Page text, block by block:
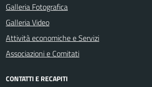
Galleria Fotografica
Galleria Video
Attività economiche e Servizi
Associazioni e Comitati
CONTATTI E RECAPITI